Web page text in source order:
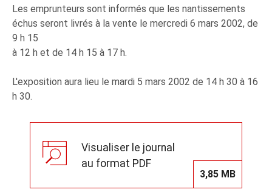
Les emprunteurs sont informés que les nantissements
échus seront livrés à la vente le mercredi 6 mars 2002, de
9 h 15
à 12 h et de 14 h 15 à 17 h.
L'exposition aura lieu le mardi 5 mars 2002 de 14 h 30 à 16
h 30.
Visualiser le journal
au format PDF
3,85 MB